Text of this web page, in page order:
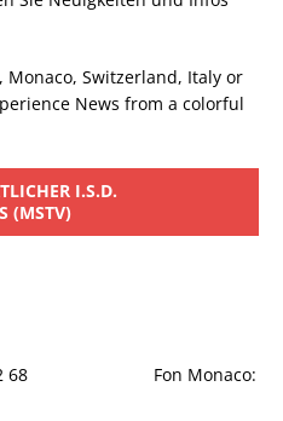
Monaco, Switzerland, Italy or
News from a colorful
I.S.D.
(MSTV)
490 22 68 Fon Monaco: